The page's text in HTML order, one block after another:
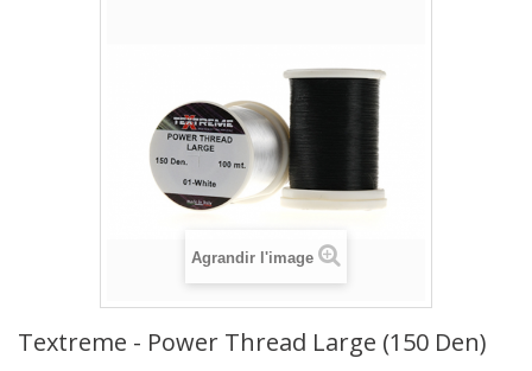
Agrandir l'image
Textreme - Power Thread Large (150 Den)